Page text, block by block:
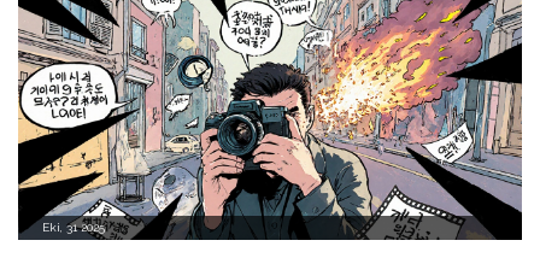
Eki, 31 2025